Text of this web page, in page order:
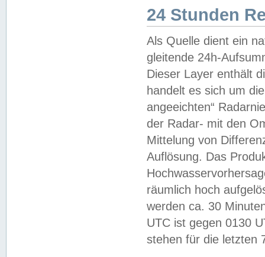
24 Stunden
Als Quelle dient ein
gleitende 24h-
Dieser Layer enthält
handelt es sich um
angeeichten“
der Radar- mit den
Mittelung von
Auflösung. Das
räumlich hoch
werden ca. 30
UTC ist gegen 0130
stehen für die letzten